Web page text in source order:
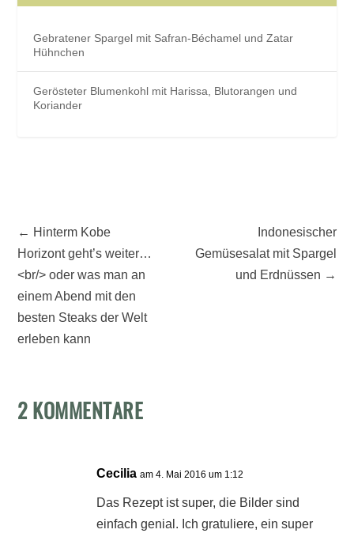
Gebratener Spargel mit Safran-Béchamel und Zatar
Hühnchen
Gerösteter Blumenkohl mit Harissa, Blutorangen und
Koriander
← Hinterm Kobe
Horizont geht’s weiter…
<br/> oder was man an
einem Abend mit den
besten Steaks der Welt
erleben kann
Indonesischer
Gemüsesalat mit Spargel
und Erdnüssen →
2 KOMMENTARE
Cecilia am 4. Mai 2016 um 1:12
Das Rezept ist super, die Bilder sind
einfach genial. Ich gratuliere, ein super